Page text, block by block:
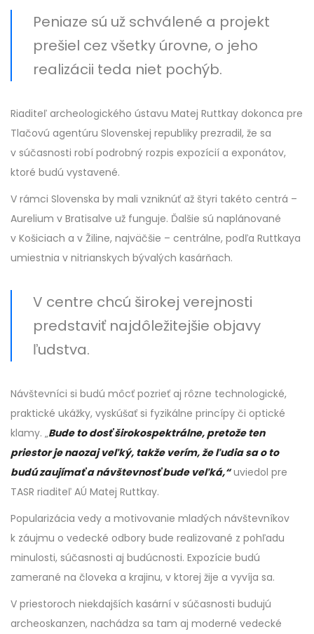
Peniaze sú už schválené a projekt
prešiel cez všetky úrovne, o jeho
realizácii teda niet pochýb.
Riaditeľ archeologického ústavu Matej Ruttkay dokonca pre
Tlačovú agentúru Slovenskej republiky prezradil, že sa
v súčasnosti robí podrobný rozpis expozícií a exponátov,
ktoré budú vystavené.
V rámci Slovenska by mali vzniknúť až štyri takéto centrá –
Aurelium v Bratisalve už funguje. Ďalšie sú naplánované
v Košiciach a v Žiline, najväčšie – centrálne, podľa Ruttkaya
umiestnia v nitrianskych bývalých kasárňach.
V centre chcú širokej verejnosti
predstaviť najdôležitejšie objavy
ľudstva.
Návštevníci si budú môcť pozrieť aj rôzne technologické,
praktické ukážky, vyskúšať si fyzikálne princípy či optické
klamy. „Bude to dosť širokospektrálne, pretože ten
priestor je naozaj veľký, takže verím, že ľudia sa o to
budú zaujímať a návštevnosť bude veľká,“uviedol pre
TASR riaditeľ AÚ Matej Ruttkay.
Popularizácia vedy a motivovanie mladých návštevníkov
k záujmu o vedecké odbory bude realizované z pohľadu
minulosti, súčasnosti aj budúcnosti. Expozície budú
zamerané na človeka a krajinu, v ktorej žije a vyvíja sa.
V priestoroch niekdajších kasární v súčasnosti budujú
archeoskanzen, nachádza sa tam aj moderné vedecké